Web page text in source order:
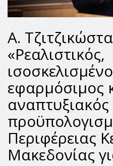
Α.
«Ρεαλιστικός,
εφαρμόσιμος
Περιφέρειας
Μακεδονίας